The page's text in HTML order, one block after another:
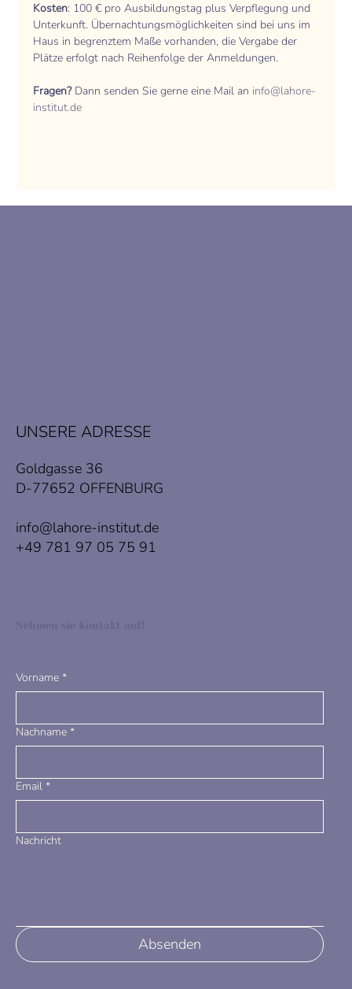
Kosten: 100 € pro Ausbildungstag plus Verpflegung und
Unterkunft. Übernachtungsmöglichkeiten sind bei uns im
Haus in begrenztem Maße vorhanden, die Vergabe der
Plätze erfolgt nach Reihenfolge der Anmeldungen.
Fragen? Dann senden Sie gerne eine Mail an info@lahore-
institut.de
UNSERE ADRESSE
Goldgasse 36
D-77652 OFFENBURG
info@lahore-institut.de
+49 781 97 05 75 91
Vorname *
Nachname *
Email *
Nachricht
Absenden